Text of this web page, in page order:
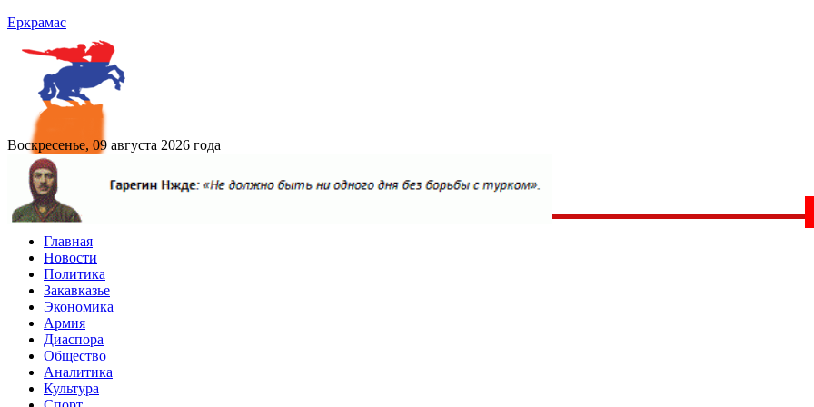
Еркрамас
Воскресенье, 09 августа 2026 года
Главная
Новости
Политика
Закавказье
Экономика
Армия
Диаспора
Общество
Аналитика
Культура